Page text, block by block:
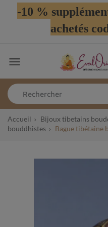
-10 %
achetés

Accueil Bijoux tibetains
bouddhistes
Bague tibétaine